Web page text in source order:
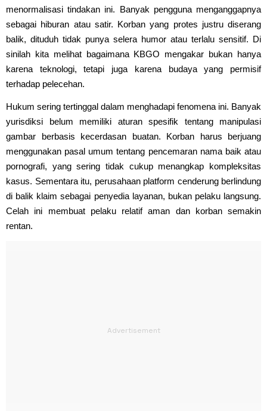
menormalisasi tindakan ini. Banyak pengguna menganggapnya
sebagai hiburan atau satir. Korban yang protes justru diserang
balik, dituduh tidak punya selera humor atau terlalu sensitif. Di
sinilah kita melihat bagaimana KBGO mengakar bukan hanya
karena teknologi, tetapi juga karena budaya yang permisif
terhadap pelecehan.
Hukum sering tertinggal dalam menghadapi fenomena ini. Banyak
yurisdiksi belum memiliki aturan spesifik tentang manipulasi
gambar berbasis kecerdasan buatan. Korban harus berjuang
menggunakan pasal umum tentang pencemaran nama baik atau
pornografi, yang sering tidak cukup menangkap kompleksitas
kasus. Sementara itu, perusahaan platform cenderung berlindung
di balik klaim sebagai penyedia layanan, bukan pelaku langsung.
Celah ini membuat pelaku relatif aman dan korban semakin
rentan.